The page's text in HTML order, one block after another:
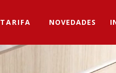
TARIFA NOVEDADES